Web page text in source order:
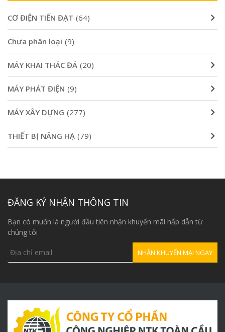
CƠ ĐIỆN TIẾN ĐẠT (64)
Chưa phân loại (9)
MÁY KHAI THÁC ĐÁ (20)
MÁY PHÁT ĐIỆN (9)
MÁY XÂY DỰNG (277)
THIẾT BỊ NÂNG HẠ (79)
ĐĂNG KÝ NHẬN THÔNG TIN
Bạn có muốn là người đầu tiên nhận khuyến mãi hấp dẫn từ
chúng tôi